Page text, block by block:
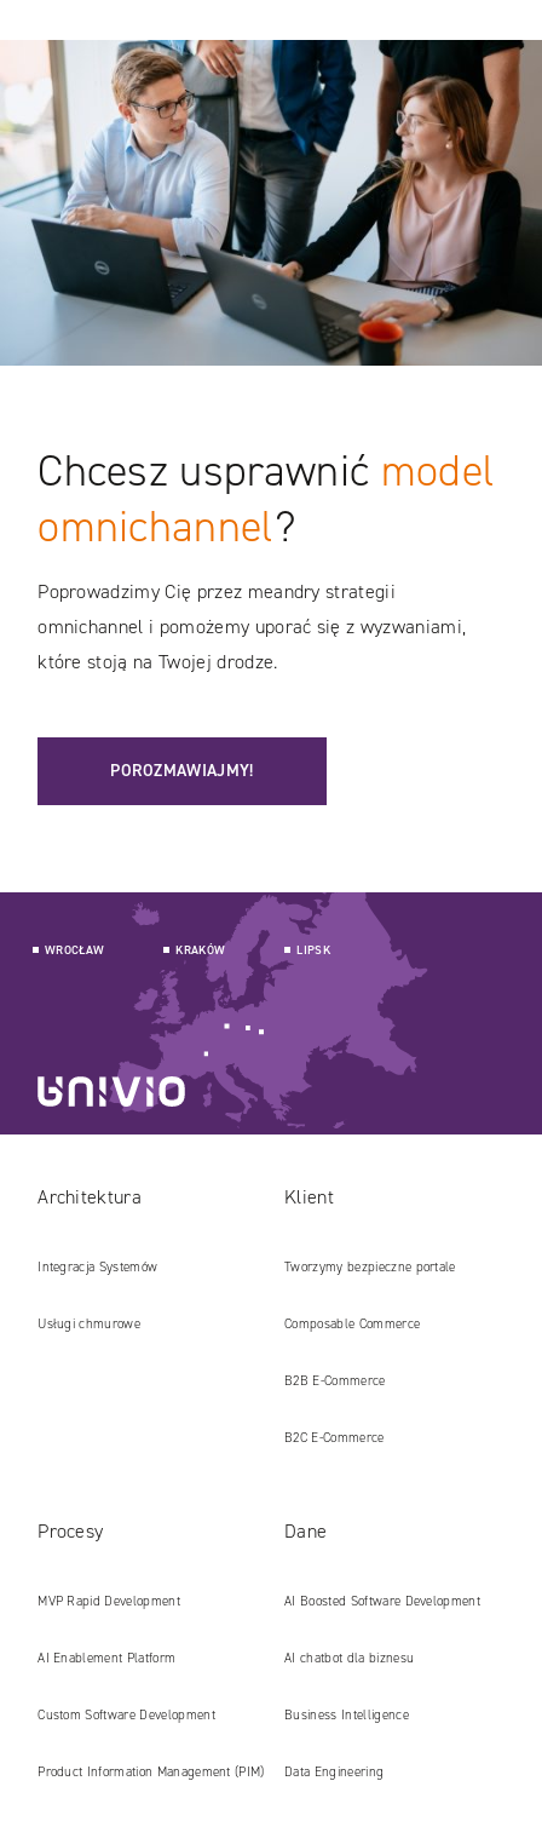
Chcesz usprawnić model
omnichannel?
Poprowadzimy Cię przez meandry strategii
omnichannel i pomożemy uporać się z wyzwaniami,
które stoją na Twojej drodze.
POROZMAWIAJMY!
WROCŁAW KRAKÓW LIPSK
Architektura
Integracja Systemów
Usługi chmurowe
Klient
Tworzymy bezpieczne portale
internetowe i platformy gotowe na erę
AI
Composable Commerce
B2B E‑Commerce
B2C E‑Commerce
Procesy
MVP Rapid Development
AI Enablement Platform
Custom Software Development
Product Information Management (PIM)
Dane
AI Boosted Software Development
AI chatbot dla biznesu
Business Intelligence
Data Engineering